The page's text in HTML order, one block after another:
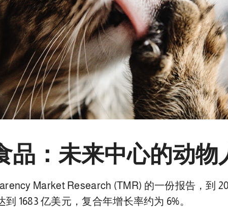
s
e
n
s
o
品：未来中心的动物
Market Research (TMR) 的一份报告，到
1683 亿美元，复合年增长率约为 6%。